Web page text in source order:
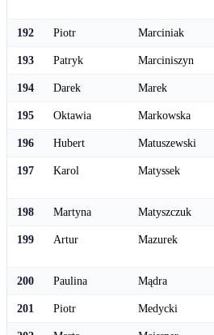
192 Piotr Marciniak
193 Patryk Marciniszyn
194 Darek Marek
195 Oktawia Markowska
196 Hubert Matuszewski
197 Karol Matyssek
198 Martyna Matyszczuk
199 Artur Mazurek
200 Paulina Mądra
201 Piotr Medycki